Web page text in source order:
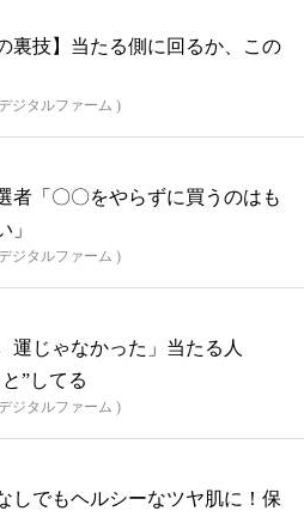
裏技】当たる側に回るか、この
ジタルファーム )
者「〇〇をやらずに買うのはも
」
ジタルファーム )
運じゃなかった」当たる人
”してる
ジタルファーム )
しでもヘルシーなツヤ肌に！保